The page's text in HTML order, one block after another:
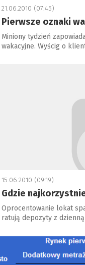
21.06.2010 (07:45)
Pierwsze oznaki
Miniony tydzień
wakacyjne. Wyścig o
15.06.2010 (09:19)
Gdzie
Oprocentowanie lokat
ratują depozyty z